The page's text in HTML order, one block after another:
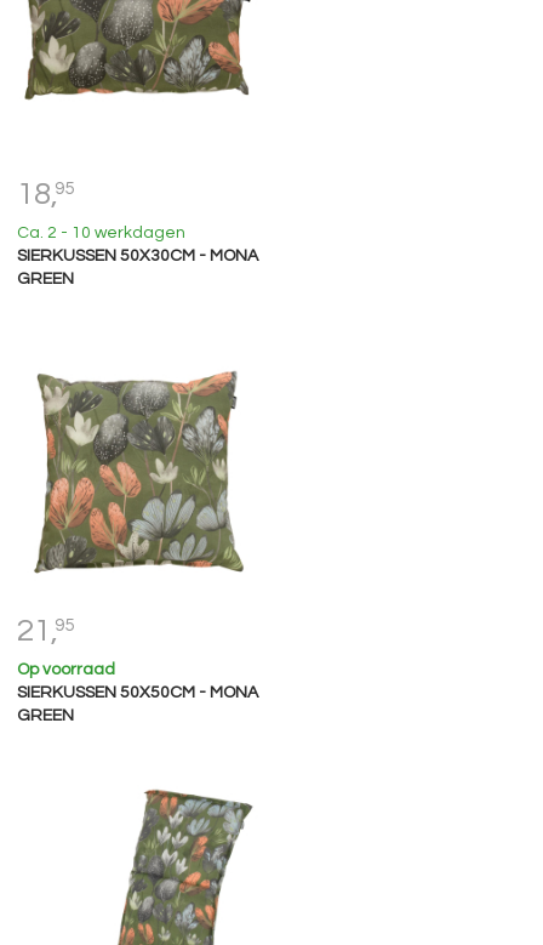
18,95
Ca. 2 - 10 werkdagen
SIERKUSSEN 50X30CM - MONA
GREEN
21,95
Op voorraad
SIERKUSSEN 50X50CM - MONA
GREEN